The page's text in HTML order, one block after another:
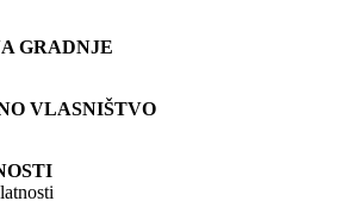
GRADNJE
VLASNIŠTVO